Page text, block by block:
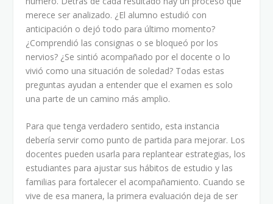
merece ser analizado. ¿El alumno estudió con
anticipación o dejó todo para último momento?
¿Comprendió las consignas o se bloqueó por los
nervios? ¿Se sintió acompañado por el docente o lo
vivió como una situación de soledad? Todas estas
preguntas ayudan a entender que el examen es solo
una parte de un camino más amplio.
Para que tenga verdadero sentido, esta instancia
debería servir como punto de partida para mejorar. Los
docentes pueden usarla para replantear estrategias, los
estudiantes para ajustar sus hábitos de estudio y las
familias para fortalecer el acompañamiento. Cuando se
vive de esa manera, la primera evaluación deja de ser